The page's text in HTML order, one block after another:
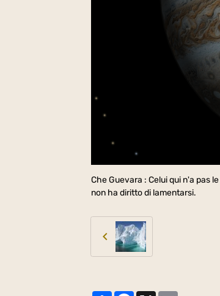
Che Guevara : Celui qui n'a pas
non ha diritto di lamentarsi.